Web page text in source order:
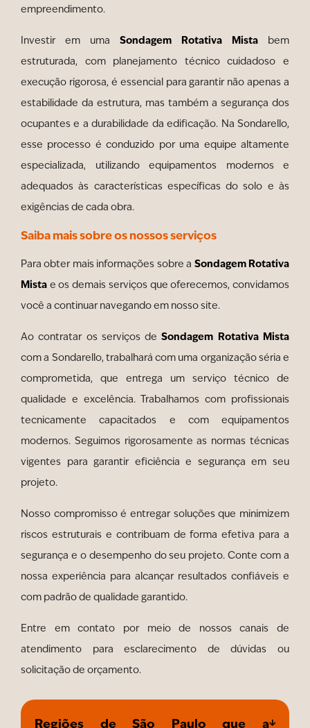
empreendimento.
Investir em uma Sondagem Rotativa Mista bem
estruturada, com planejamento técnico cuidadoso e
execução rigorosa, é essencial para garantir não apenas a
estabilidade da estrutura, mas também a segurança dos
ocupantes e a durabilidade da edificação. Na Sondarello,
esse processo é conduzido por uma equipe altamente
especializada, utilizando equipamentos modernos e
adequados às características específicas do solo e às
exigências de cada obra.
Saiba mais sobre os nossos serviços
Para obter mais informações sobre a Sondagem Rotativa
Mista e os demais serviços que oferecemos, convidamos
você a continuar navegando em nosso site.
Ao contratar os serviços deSondagem Rotativa Mista
com a Sondarello, trabalhará com uma organização séria e
comprometida, que entrega um serviço técnico de
qualidade e excelência. Trabalhamos com profissionais
tecnicamente capacitados e com equipamentos
modernos. Seguimos rigorosamente as normas técnicas
vigentes para garantir eficiência e segurança em seu
projeto.
Nosso compromisso é entregar soluções que minimizem
riscos estruturais e contribuam de forma efetiva para a
segurança e o desempenho do seu projeto. Conte com a
nossa experiência para alcançar resultados confiáveis e
com padrão de qualidade garantido.
Entre em contato por meio de nossos canais de
atendimento para esclarecimento de dúvidas ou
solicitação de orçamento.
Regiões de São Paulo que a